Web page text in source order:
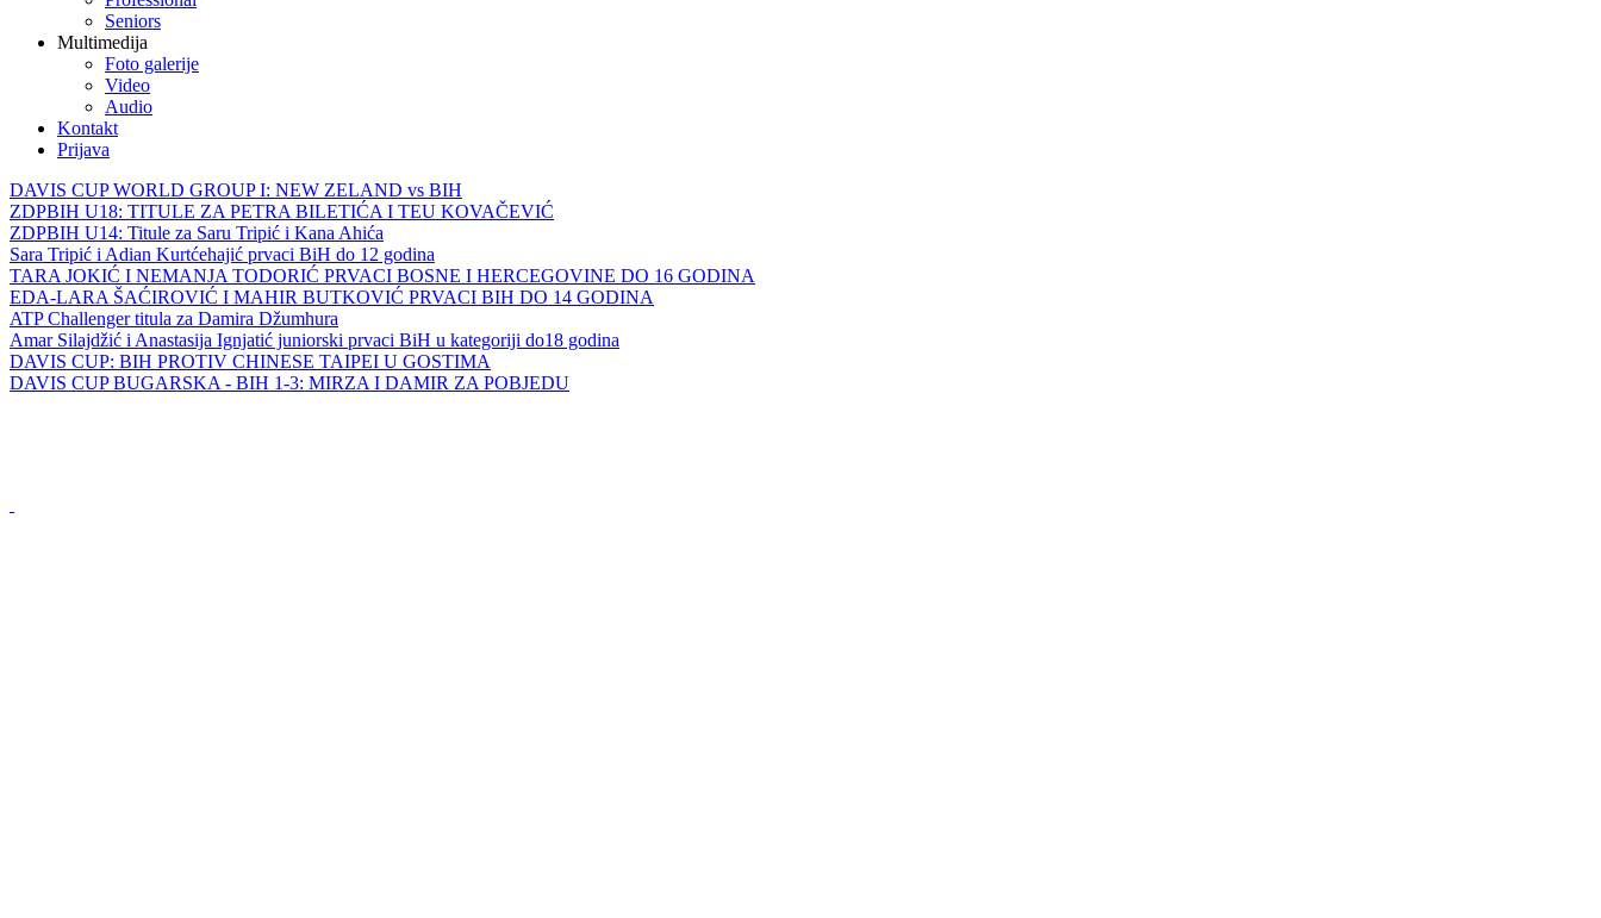
Seniors
Multimedija
Foto galerije
Video
Audio
Kontakt
Prijava
DAVIS CUP WORLD GROUP I: NEW ZELAND vs BIH
ZDPBIH U18: TITULE ZA PETRA BILETIĆA I TEU KOVAČEVIĆ
ZDPBIH U14: Titule za Saru Tripić i Kana Ahića
Sara Tripić i Adian Kurtćehajić prvaci BiH do 12 godina
TARA JOKIĆ I NEMANJA TODORIĆ PRVACI BOSNE I HERCEGOVINE DO 16 GODINA
EDA-LARA ŠAĆIROVIĆ I MAHIR BUTKOVIĆ PRVACI BIH DO 14 GODINA
ATP Challenger titula za Damira Džumhura
Amar Silajdžić i Anastasija Ignjatić juniorski prvaci BiH u kategoriji do18 godina
DAVIS CUP: BIH PROTIV CHINESE TAIPEI U GOSTIMA
DAVIS CUP BUGARSKA - BIH 1-3: MIRZA I DAMIR ZA POBJEDU